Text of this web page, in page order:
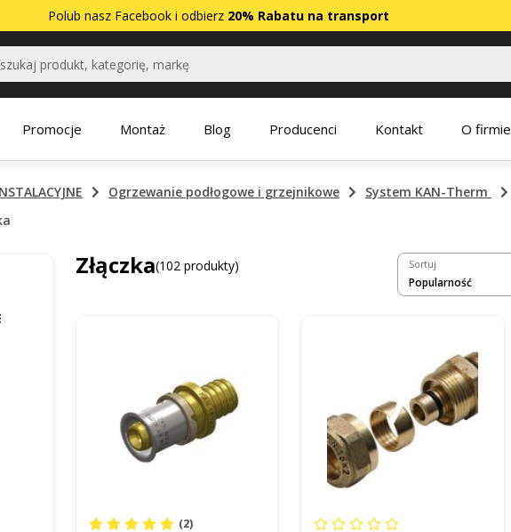
Polub nasz Facebook i odbierz 20% Rabatu na transport
Promocje Montaż Blog Producenci Kontakt O firmie
Ogrzewanie podłogowe i grzejnikowe
System KAN-Therm
Złączka(102 produkty) Sortuj
(2)